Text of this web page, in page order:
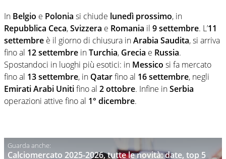
In Belgio e Polonia si chiude lunedì prossimo, in
Repubblica Ceca,Svizzera e Romania il 9 settembre. L’11
settembre è il giorno di chiusura inArabia Saudita, si arriva
fino al 12 settembre inTurchia, Grecia e Russia.
Spostandoci in luoghi più esotici: in Messico si fa mercato
fino al 13 settembre, in Qatarfino al 16 settembre, negli
Emirati Arabi Unitifino al 2 ottobre. Infine inSerbia
operazioni attive fino al 1° dicembre.
Calciomercato 2025-2026, tutte le novità: date, top 5